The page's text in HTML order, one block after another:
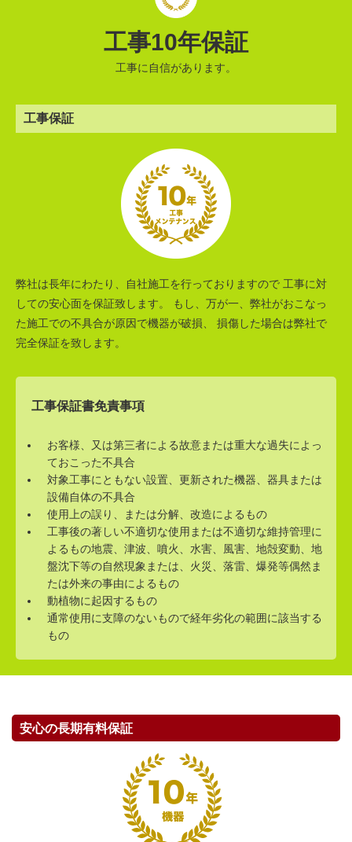
工事10年保証
工事に自信があります。
工事保証
弊社は長年にわたり、自社施工を行っておりますので 工事に対
しての安心面を保証致します。 もし、万が一、弊社がおこなっ
た施工での不具合が原因で機器が破損、 損傷した場合は弊社で
完全保証を致します。
工事保証書免責事項
お客様、又は第三者による故意または重大な過失によっ
ておこった不具合
対象工事にともない設置、更新された機器、器具または
設備自体の不具合
使用上の誤り、または分解、改造によるもの
工事後の著しい不適切な使用または不適切な維持管理に
よるもの地震、津波、噴火、水害、風害、地殻変動、地
盤沈下等の自然現象または、火災、落雷、爆発等偶然ま
たは外来の事由によるもの
動植物に起因するもの
通常使用に支障のないもので経年劣化の範囲に該当する
もの
安心の長期有料保証